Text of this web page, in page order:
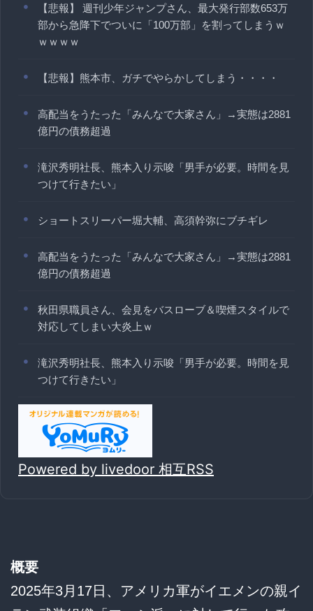
【悲報】 週刊少年ジャンプさん、最大発行部数653万
部から急降下でついに「100万部」を割ってしまうｗ
ｗｗｗｗ
【悲報】熊本市、ガチでやらかしてしまう・・・・
高配当をうたった「みんなで大家さん」→実態は2881
億円の債務超過
滝沢秀明社長、熊本入り示唆「男手が必要。時間を見
つけて行きたい」
ショートスリーパー堀大輔、高須幹弥にブチギレ
高配当をうたった「みんなで大家さん」→実態は2881
億円の債務超過
秋田県職員さん、会見をバスローブ＆喫煙スタイルで
対応してしまい大炎上ｗ
滝沢秀明社長、熊本入り示唆「男手が必要。時間を見
つけて行きたい」
Powered by livedoor 相互RSS
概要
2025年3月17日、アメリカ軍がイエメンの親イ